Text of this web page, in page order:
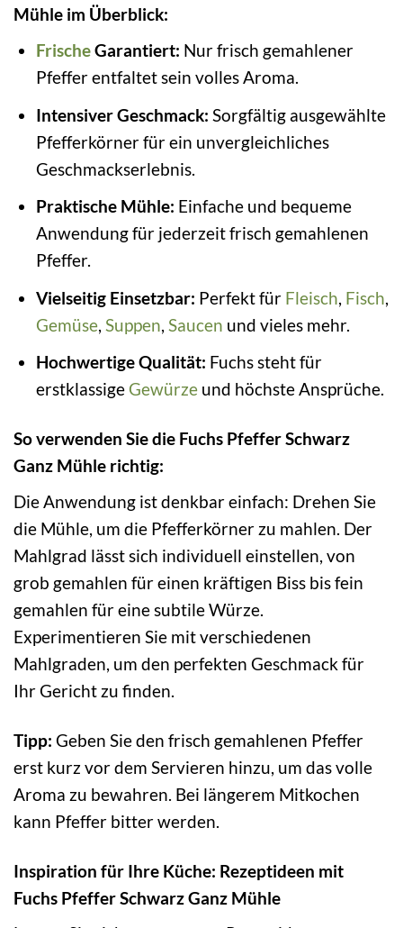
Mühle im Überblick:
FrischeGarantiert: Nur frisch gemahlener
Pfeffer entfaltet sein volles Aroma.
Intensiver Geschmack: Sorgfältig ausgewählte
Pfefferkörner für ein unvergleichliches
Geschmackserlebnis.
Praktische Mühle: Einfache und bequeme
Anwendung für jederzeit frisch gemahlenen
Pfeffer.
Vielseitig Einsetzbar: Perfekt für Fleisch, Fisch,
Gemüse, Suppen, Saucen und vieles mehr.
Hochwertige Qualität: Fuchs steht für
erstklassige Gewürzeund höchste Ansprüche.
So verwenden Sie die Fuchs Pfeffer Schwarz
Ganz Mühle richtig:
Die Anwendung ist denkbar einfach: Drehen Sie
die Mühle, um die Pfefferkörner zu mahlen. Der
Mahlgrad lässt sich individuell einstellen, von
grob gemahlen für einen kräftigen Biss bis fein
gemahlen für eine subtile Würze.
Experimentieren Sie mit verschiedenen
Mahlgraden, um den perfekten Geschmack für
Ihr Gericht zu finden.
Tipp: Geben Sie den frisch gemahlenen Pfeffer
erst kurz vor dem Servieren hinzu, um das volle
Aroma zu bewahren. Bei längerem Mitkochen
kann Pfeffer bitter werden.
Inspiration für Ihre Küche: Rezeptideen mit
Fuchs Pfeffer Schwarz Ganz Mühle